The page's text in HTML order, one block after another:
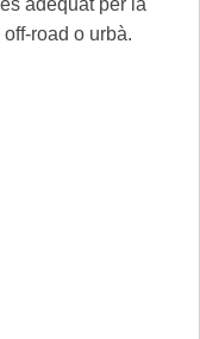
road o urbà.